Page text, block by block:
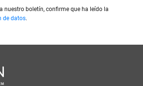
nuestro boletín, confirme que ha leído la
de datos.